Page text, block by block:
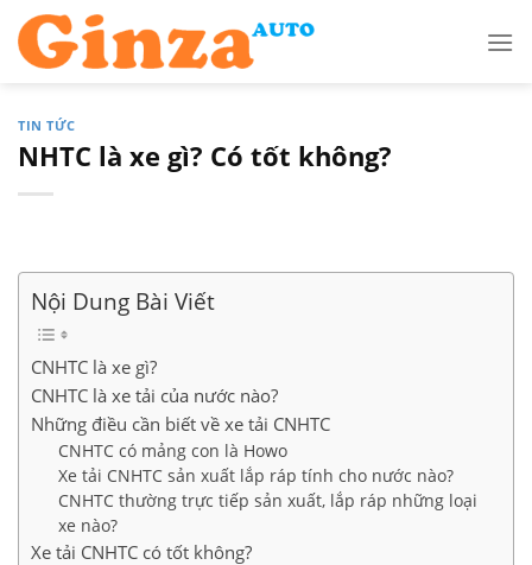
Skip
content
TIN TỨC
NHTC là xe gì? Có tốt không?
Nội Dung Bài Viết
CNHTC là xe gì?
CNHTC là xe tải của nước nào?
Những điều cần biết về xe tải CNHTC
CNHTC có mảng con là Howo
Xe tải CNHTC sản xuất lắp ráp tính cho nước nào?
CNHTC thường trực tiếp sản xuất, lắp ráp những loại
xe nào?
Xe tải CNHTC có tốt không?